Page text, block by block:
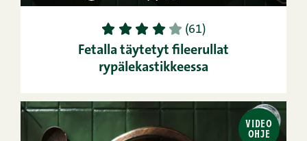
1 2 3 4 5 (61)
Fetalla täytetyt fileerullat
rypälekastikkeessa
VIDEO
OHJE